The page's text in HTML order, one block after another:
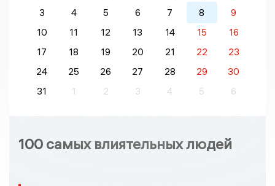
3
4 5 6 7 8
9
10
11 12 13 14 15
16
17
18 19 20 21 22
23
24
25 26 27 28 29
30
31
1 2 3 4 5 6
100 самых влиятельных людей